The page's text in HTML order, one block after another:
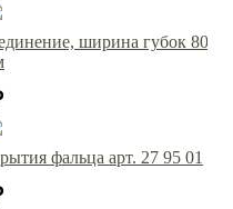
ширина губок 80
фальца арт. 27 95 01